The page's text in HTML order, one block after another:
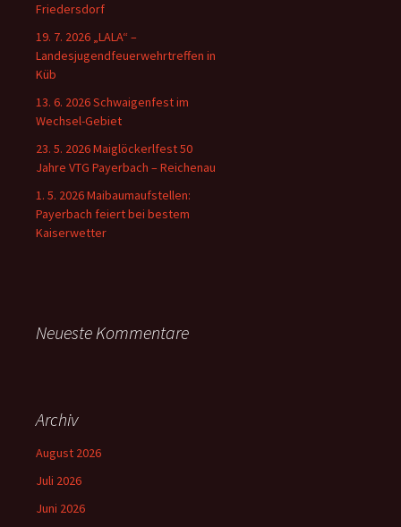
Friedersdorf
19. 7. 2026 „LALA“ –
Landesjugendfeuerwehrtreffen in
Küb
13. 6. 2026 Schwaigenfest im
Wechsel-Gebiet
23. 5. 2026 Maiglöckerlfest 50
Jahre VTG Payerbach – Reichenau
1. 5. 2026 Maibaumaufstellen:
Payerbach feiert bei bestem
Kaiserwetter
Neueste Kommentare
Archiv
August 2026
Juli 2026
Juni 2026